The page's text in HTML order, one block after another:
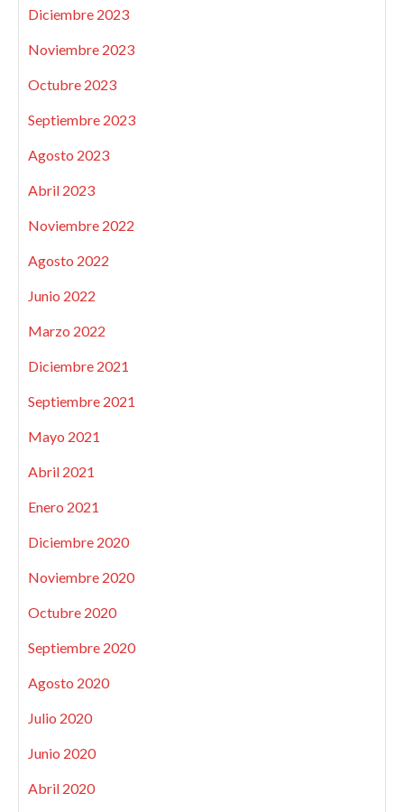
Diciembre 2023
Noviembre 2023
Octubre 2023
Septiembre 2023
Agosto 2023
Abril 2023
Noviembre 2022
Agosto 2022
Junio 2022
Marzo 2022
Diciembre 2021
Septiembre 2021
Mayo 2021
Abril 2021
Enero 2021
Diciembre 2020
Noviembre 2020
Octubre 2020
Septiembre 2020
Agosto 2020
Julio 2020
Junio 2020
Abril 2020